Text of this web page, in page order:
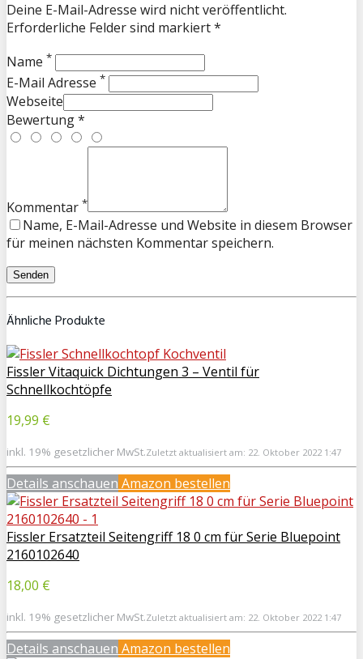
Deine E-Mail-Adresse wird nicht veröffentlicht.
Erforderliche Felder sind markiert *
Name *
E-Mail Adresse *
Webseite
Bewertung *
Kommentar *
Name, E-Mail-Adresse und Website in diesem Browser
für meinen nächsten Kommentar speichern.
Ähnliche Produkte
Fissler Vitaquick Dichtungen 3 – Ventil für
Schnellkochtöpfe
19,99 €
inkl. 19% gesetzlicher MwSt.Zuletzt aktualisiert am: 22. Oktober 2022 1:47
Details anschauen Amazon bestellen
Fissler Ersatzteil Seitengriff 18 0 cm für Serie Bluepoint
2160102640
18,00 €
inkl. 19% gesetzlicher MwSt.Zuletzt aktualisiert am: 22. Oktober 2022 1:47
Details anschauen Amazon bestellen